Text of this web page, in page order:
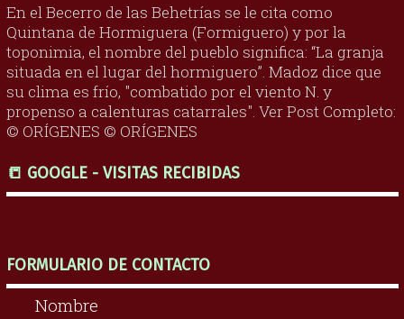
En el Becerro de las Behetrías se le cita como
Quintana de Hormiguera (Formiguero) y por la
toponimia, el nombre del pueblo significa: “La granja
situada en el lugar del hormiguero”. Madoz dice que
su clima es frío, "combatido por el viento N. y
propenso a calenturas catarrales". Ver Post Completo:
© ORÍGENES © ORÍGENES
📒 GOOGLE - VISITAS RECIBIDAS
FORMULARIO DE CONTACTO
Nombre